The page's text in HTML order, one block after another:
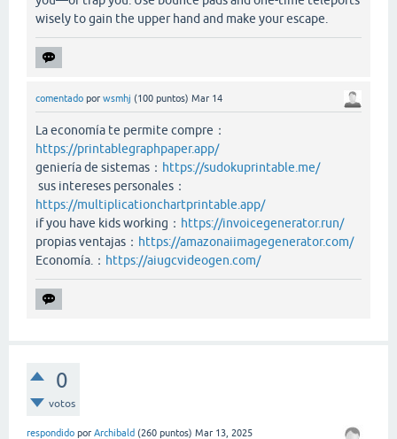
wisely to gain the upper hand and make your escape.
comentado por wsmhj (100 puntos) Mar 14
La economía te permite compre：
https://printablegraphpaper.app/
geniería de sistemas： https://sudokuprintable.me/
sus intereses personales：
https://multiplicationchartprintable.app/
if you have kids working： https://invoicegenerator.run/
propias ventajas： https://amazonaiimagegenerator.com/
Economía.： https://aiugcvideogen.com/
0
votos
respondido por Archibald (260 puntos) Mar 13, 2025